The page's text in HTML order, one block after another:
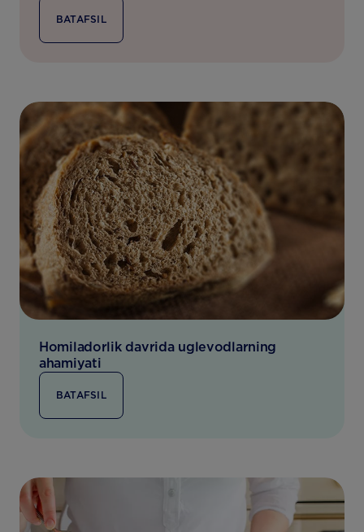
BATAFSIL
Homiladorlik davrida uglevodlarning
ahamiyati
BATAFSIL